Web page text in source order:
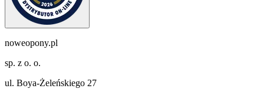
noweopony.pl
sp. z o. o.
ul. Boya-Żeleńskiego 27